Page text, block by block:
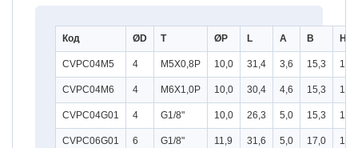
Код ØD T ØP L A B H
CVPC04M5 4 M5X0,8P 10,0 31,4 3,6 15,3 10
CVPC04M6 4 M6X1,0P 10,0 30,4 4,6 15,3 10
CVPC04G01 4 G1/8" 10,0 26,3 5,0 15,3 10
CVPC06G01 6 G1/8" 11,9 31,6 5,0 17,0 12